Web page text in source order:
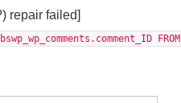
repair failed]